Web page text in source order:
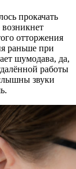
прокачать
отторжения
раньше при
шумодава, да,
работы
звуки